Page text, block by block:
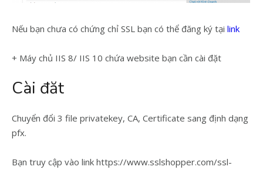
Nếu bạn chưa có chứng chỉ SSL bạn có thể đăng ký tại link
+ Máy chủ IIS 8/ IIS 10 chứa website bạn cần cài đặt
Cài đăt
Chuyển đổi 3 file privatekey, CA, Certificate sang định dạng
pfx.
Bạn truy cập vào link https://www.sslshopper.com/ssl-